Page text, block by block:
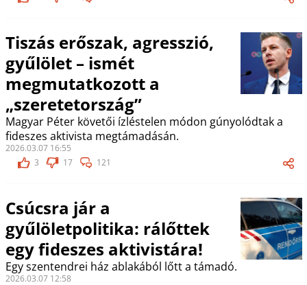
Tiszás erőszak, agresszió,
gyűlölet – ismét
megmutatkozott a
„szeretetország”
Magyar Péter követői ízléstelen módon gúnyolódtak a
fideszes aktivista megtámadásán.
2026.03.07 16:55
3
17 121
Csúcsra jár a
gyűlöletpolitika: rálőttek
egy fideszes aktivistára!
Egy szentendrei ház ablakából lőtt a támadó.
2026.03.07 12:58